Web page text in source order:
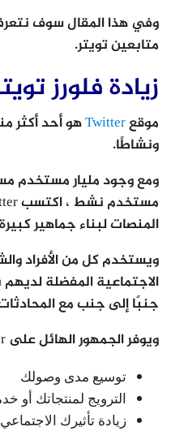
وفي هذا المقال سوف
متابعين تويتر.
زيادة فلورز
موقعTwitterهو أحد أكثر
ونشاطًا.
المنصات لبناء جماهير
ويستخدم كل من الأفراد
الاجتماعية المفضلة
جنبًا إلى جنب مع
ويوفر الجمهور الهائل على Twitter فرصة كبيرة لك من أجل:
توسيع مدى وصولك
الترويج لمنتجاتك أو
زيادة تأثيرك الاجتماعي